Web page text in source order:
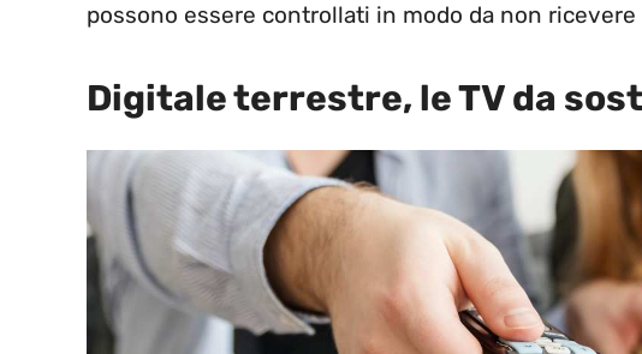
possono essere controllati in modo da non
Digitale terrestre, le TV da